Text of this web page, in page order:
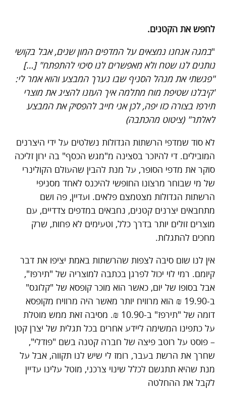
לחפש את הקטנים.
"במגה אנחנו נמצאים על המדפים המון שנים, אבל בקושי
נותנים לנו שטח ולא מאפשרים לנו סיכוי להתפתח" […]
"פגשתי את מנהל הסניף שבו נערך המבצע והוא אמר לי:
'קיבלנו שטיפת מוח מתלמה איך העזנו להציג את מוצרי
תירפז בצורה כזו יפה, לכן אני חייב להפסיק את המבצע
לאלתר" (ציטוט מהכתבה)
לא סוד שמדפי הרשתות הגדולות נשלטים על ידי היצרנים
המובילים. די להיזכר בסצינה מ"מגש הכסף" בה ירון זליכה
סוקר את מדפי הסופר, על מנת להבין שהעולם הקולינרי
של מי שבוחר מרצונו החופשי להיכנס לאחד מסניפי
הרשתות הגדולות מצטמצם פלאים. ועדיין, פה ושם
מתחבאים יצרנים קטנים, נחבאים במדפים צדדיים, עם
מוצרים זולים יותר בדרך כלל, וטעימים לא פחות, שרק
מחכים להתגלות.
אין לנו שום סיבה לצפות שהרשתות באמת יציפו את דבר
קיומם. רמי לוי יכול לפרגן בכתבה למוצריה של "תירפז",
אבל בסופו של יום, כאשר הוא מוכר קופסא של "קלוגס"
ב-19.90 ₪ הוא מרוויח יותר מאשר היה מרוויח מקופסא
דומה של "תירפז" ב-10.90 ₪. מסיבה זאת ממש מוטלת
על כתפינו המשימה ליידע אחרים בכל תגלית של יצרן קטן
– פוסט על רוטב פיצה של חברה קטנה בשם "פודלי",
שחרך את הרשת בעבר, רומז לי שיש לנו תקווה, אבל על
מנת שהיא תתגשם לכלל שינוי צרכני, מוטל עלינו עדיין
לקבל את ההחלטה